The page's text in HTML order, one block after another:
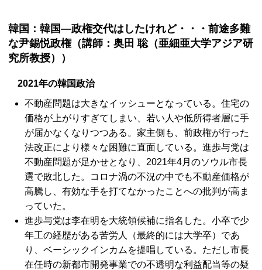
韓国：韓国―政権交代はしたけれど・・・前途多難
な尹錫悦政権（講師：奥田 聡（亜細亜大学アジア研
究所教授））
2021年の韓国政治
不動産問題は大きなイッシューとなっている。住宅の
価格が上がりすぎてしまい、若い人や低所得者層に手
が届かなくなりつつある。家主側も、前政権が行った
法改正により様々な困難に直面している。進歩与党は
不動産問題が足かせとなり、2021年4月のソウル市長
選で敗北した。コロナ渦の不況の中でも不動産価格が
高騰し、有効な手を打てなかったことへの批判が高ま
っていた。
進歩与党は李在明を大統領候補に指名した。小卒で少
年工の経歴がある苦労人（最終的には大学卒）であ
り、ベーシックインカムを提唱している。ただし市長
在任時の新都市開発事業での不透明な利益配当等の疑